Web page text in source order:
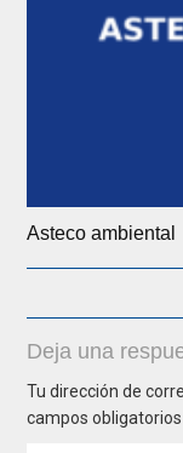
Asteco ambiental
Deja una
Tu dirección de
campos